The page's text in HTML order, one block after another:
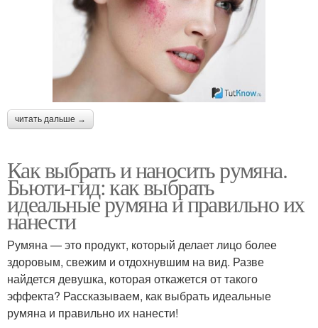
читать дальше →
Как выбрать и наносить румяна.
Бьюти-гид: как выбрать
идеальные румяна и правильно их
нанести
Румяна — это продукт, который делает лицо более
здоровым, свежим и отдохнувшим на вид. Разве
найдется девушка, которая откажется от такого
эффекта? Рассказываем, как выбрать идеальные
румяна и правильно их нанести!